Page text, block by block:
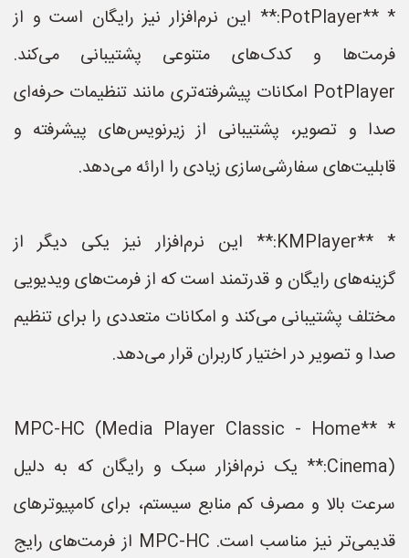
* **PotPlayer:** این نرم‌افزار نیز رایگان است و از
فرمت‌ها و کدک‌های متنوعی پشتیبانی می‌کند.
PotPlayer امکانات پیشرفته‌تری مانند تنظیمات حرفه‌ای
صدا و تصویر، پشتیبانی از زیرنویس‌های پیشرفته و
قابلیت‌های سفارشی‌سازی زیادی را ارائه می‌دهد.
* **KMPlayer:** این نرم‌افزار نیز یکی دیگر از
گزینه‌های رایگان و قدرتمند است که از فرمت‌های ویدیویی
مختلف پشتیبانی می‌کند و امکانات متعددی را برای تنظیم
صدا و تصویر در اختیار کاربران قرار می‌دهد.
* **MPC-HC (Media Player Classic - Home
Cinema):** یک نرم‌افزار سبک و رایگان که به دلیل
سرعت بالا و مصرف کم منابع سیستم، برای کامپیوترهای
قدیمی‌تر نیز مناسب است. MPC-HC از فرمت‌های رایج